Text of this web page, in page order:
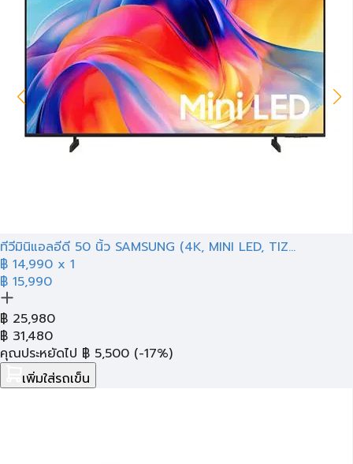
ทีวีมินิแอลอีดี 50 นิ้ว SAMSUNG (4K, MINI LED, TIZ...
฿ 14,990 x 1
฿ 15,990
฿ 25,980
฿ 31,480
คุณประหยัดไป ฿ 5,500 (-17%)
เพิ่มใส่รถเข็น